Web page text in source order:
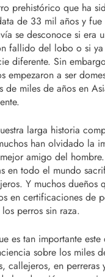
prehistórico que ha
de 33 mil años y
se desconoce si era
fallido del lobo o si ya
diferente. Sin
empezaron a ser
de miles de años en
larga historia
han olvidado la
amigo del
en todo el mundo
Y muchos dueños
en certificaciones de
perros sin raza.
es tan importante este
sobre los miles
callejeros, en perreras